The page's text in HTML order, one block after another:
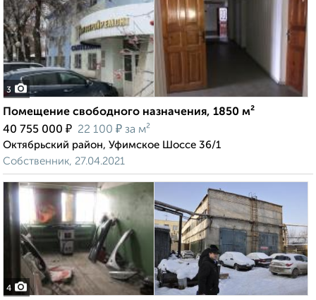
3
Помещение свободного назначения, 1850 м²
40 755 000 ₽ 22 100 ₽ за м²
Октябрьский район, Уфимское Шоссе 36/1
Собственник, 27.04.2021
4